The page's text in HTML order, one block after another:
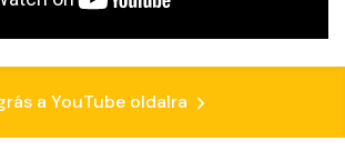
a YouTube oldalra